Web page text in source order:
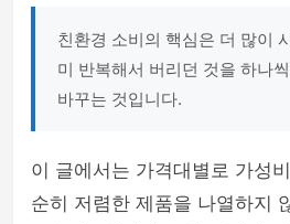
친환경 소비의 핵심은 더 많이
미 반복해서 버리던 것을 하나
바꾸는 것입니다.
이 글에서는 가격대별로 가성
순히 저렴한 제품을 나열하지